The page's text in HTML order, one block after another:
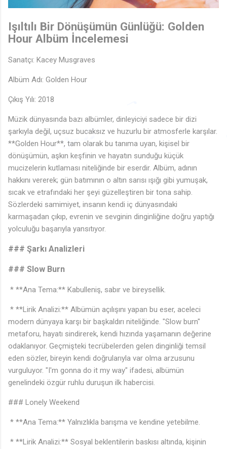
Işıltılı Bir Dönüşümün Günlüğü: Golden
Hour Albüm İncelemesi
Sanatçı: Kacey Musgraves
Albüm Adı: Golden Hour
Çıkış Yılı: 2018
Müzik dünyasında bazı albümler, dinleyiciyi sadece bir dizi
şarkıyla değil, uçsuz bucaksız ve huzurlu bir atmosferle karşılar.
**Golden Hour**, tam olarak bu tanıma uyan, kişisel bir
dönüşümün, aşkın keşfinin ve hayatın sunduğu küçük
mucizelerin kutlaması niteliğinde bir eserdir. Albüm, adının
hakkını vererek; gün batımının o altın sarısı ışığı gibi yumuşak,
sıcak ve etrafındaki her şeyi güzelleştiren bir tona sahip.
Sözlerdeki samimiyet, insanın kendi iç dünyasındaki
karmaşadan çıkıp, evrenin ve sevginin dinginliğine doğru yaptığı
yolculuğu başarıyla yansıtıyor.
### Şarkı Analizleri
### Slow Burn
* **Ana Tema:** Kabulleniş, sabır ve bireysellik.
* **Lirik Analizi:** Albümün açılışını yapan bu eser, aceleci
modern dünyaya karşı bir başkaldırı niteliğinde. "Slow burn"
metaforu, hayatı sindirerek, kendi hızında yaşamanın değerine
odaklanıyor. Geçmişteki tecrübelerden gelen dinginliği temsil
eden sözler, bireyin kendi doğrularıyla var olma arzusunu
vurguluyor. "I'm gonna do it my way" ifadesi, albümün
genelindeki özgür ruhlu duruşun ilk habercisi.
### Lonely Weekend
* **Ana Tema:** Yalnızlıkla barışma ve kendine yetebilme.
* **Lirik Analizi:** Sosyal beklentilerin baskısı altında, kişinin
♬🎶
♬ ♬
♪♫ ♩
🎵